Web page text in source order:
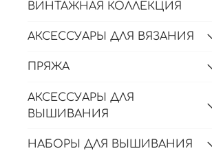
ВИНТАЖНАЯ КОЛЛЕКЦИЯ
АКСЕССУАРЫ ДЛЯ ВЯЗАНИЯ
ПРЯЖА
АКСЕССУАРЫ ДЛЯ
ВЫШИВАНИЯ
НАБОРЫ ДЛЯ ВЫШИВАНИЯ